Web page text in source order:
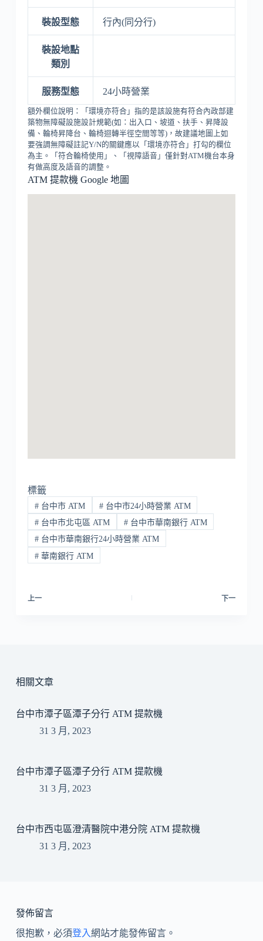
裝設型態 行內(同分行)
裝設地點
類別
服務型態 24小時營業
額外欄位說明：「環境亦符合」指的是該設施有符合內政部建
築物無障礙設施設計規範(如：出入口、坡道、扶手、昇降設
備、輪椅昇降台、輪椅迴轉半徑空間等等)，故建議地圖上如
要強調無障礙註記Y/N的關鍵應以「環境亦符合」打勾的欄位
為主。「符合輪椅使用」、「視障語音」僅針對ATM機台本身
有做高度及語音的調整。
ATM 提款機 Google 地圖
標籤
#台中市 ATM #台中市24小時營業 ATM
#台中市北屯區 ATM #台中市華南銀行 ATM
#台中市華南銀行24小時營業 ATM
#華南銀行 ATM
上一 下一
相關文章
台中市潭子區潭子分行 ATM 提款機
31 3 月, 2023
台中市潭子區潭子分行 ATM 提款機
31 3 月, 2023
台中市西屯區澄清醫院中港分院 ATM 提款機
31 3 月, 2023
發佈留言
很抱歉，必須登入網站才能發佈留言。